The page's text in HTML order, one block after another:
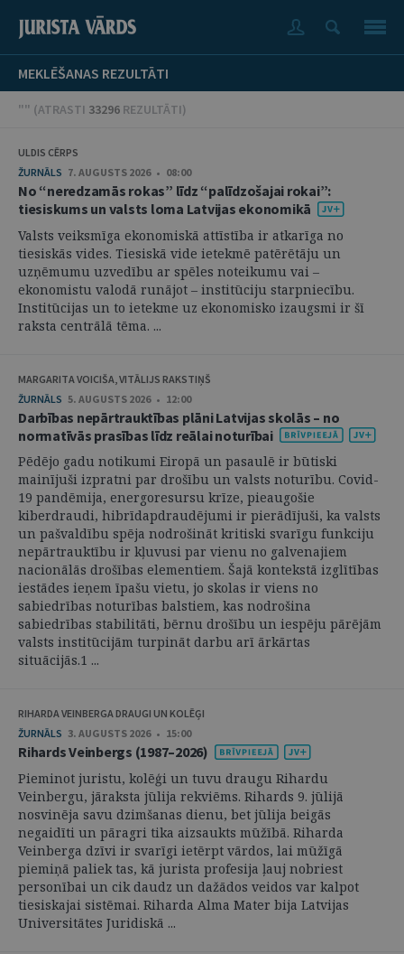
MEKLĒŠANAS REZULTĀTI
"" (ATRASTI 33296 REZULTĀTI)
ULDIS CĒRPS
ŽURNĀLS 7. AUGUSTS 2026 • 08:00
No “neredzamās rokas” līdz “palīdzošajai rokai”:
tiesiskums un valsts loma Latvijas ekonomikā
Valsts veiksmīga ekonomiskā attīstība ir atkarīga no
tiesiskās vides. Tiesiskā vide ietekmē patērētāju un
uzņēmumu uzvedību ar spēles noteikumu vai –
ekonomistu valodā runājot – institūciju starpniecību.
Institūcijas un to ietekme uz ekonomisko izaugsmi ir šī
raksta centrālā tēma. ...
MARGARITA VOICIŠA, VITĀLIJS RAKSTIŅŠ
ŽURNĀLS 5. AUGUSTS 2026 • 12:00
Darbības nepārtrauktības plāni Latvijas skolās – no
normatīvās prasības līdz reālai noturībai
Pēdējo gadu notikumi Eiropā un pasaulē ir būtiski
mainījuši izpratni par drošību un valsts noturību. Covid-
19 pandēmija, energoresursu krīze, pieaugošie
kiberdraudi, hibrīdapdraudējumi ir pierādījuši, ka valsts
un pašvaldību spēja nodrošināt kritiski svarīgu funkciju
nepārtrauktību ir kļuvusi par vienu no galvenajiem
nacionālās drošības elementiem. Šajā kontekstā izglītības
iestādes ieņem īpašu vietu, jo skolas ir viens no
sabiedrības noturības balstiem, kas nodrošina
sabiedrības stabilitāti, bērnu drošību un iespēju pārējām
valsts institūcijām turpināt darbu arī ārkārtas
situācijās.1 ...
RIHARDA VEINBERGA DRAUGI UN KOLĒĢI
ŽURNĀLS 3. AUGUSTS 2026 • 15:00
Rihards Veinbergs (1987–2026)
Pieminot juristu, kolēģi un tuvu draugu Rihardu
Veinbergu, jāraksta jūlija rekviēms. Rihards 9. jūlijā
nosvinēja savu dzimšanas dienu, bet jūlija beigās
negaidīti un pāragri tika aizsaukts mūžībā. Riharda
Veinberga dzīvi ir svarīgi ietērpt vārdos, lai mūžīgā
piemiņā paliek tas, kā jurista profesija ļauj nobriest
personībai un cik daudz un dažādos veidos var kalpot
tiesiskajai sistēmai. Riharda Alma Mater bija Latvijas
Universitātes Juridiskā ...